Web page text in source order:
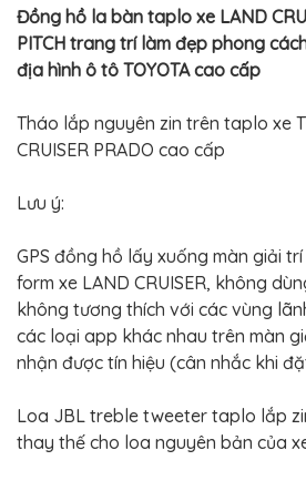
Đồng hồ la bàn taplo xe LAND
PITCH trang trí làm đẹp phong
địa hình ô tô TOYOTA cao cấp
Tháo lắp nguyên zin trên taplo xe
CRUISER PRADO cao cấp
Lưu ý:
GPS đồng hồ lấy xuống màn giải
form xe LAND CRUISER, không
không tương thích với các vùng
các loại app khác nhau trên màn
nhận được tín hiệu (cân nhắc khi
Loa JBL treble tweeter taplo lắp
thay thế cho loa nguyên bản của